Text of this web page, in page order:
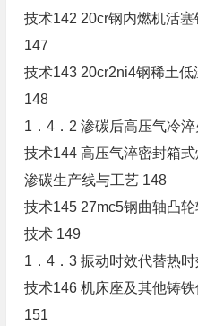
技术142 20cr钢内燃机活
147
技术143 20cr2ni4钢稀土
148
1．4．2 渗碳后高压气冷
技术144 高压气淬密封箱
渗碳生产线与工艺 148
技术145 27mc5钢曲轴凸
技术 149
1．4．3 振动时效代替热
技术146 机床座及其他铸
151